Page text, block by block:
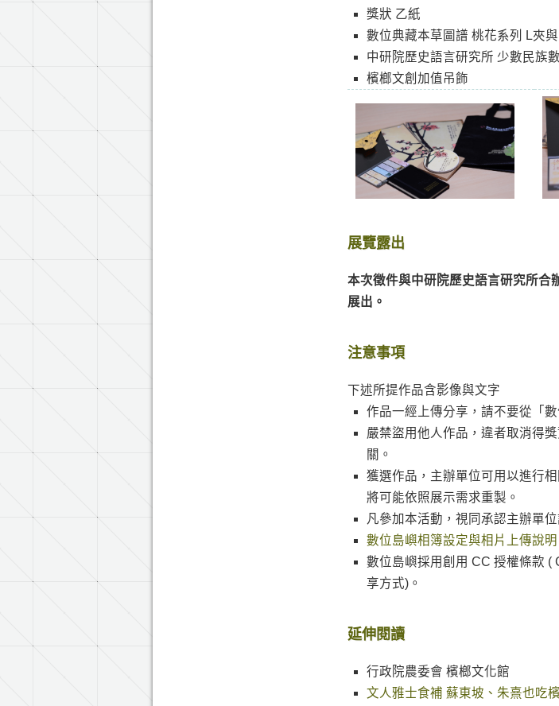
獎狀 乙紙
數位典藏本草圖譜 桃花系列 L夾
中研院歷史語言研究所 少數民族
檳榔文創加值吊飾
展覽露出
本次徵件與中研院歷史語言研究所合
展出。
注意事項
下述所提作品含影像與文字
作品一經上傳分享，請不要從「
嚴禁盜用他人作品，違者取消得
關。
獲選作品，主辦單位可用以進行
將可能依照展示需求重製。
凡參加本活動，視同承認主辦單
數位島嶼相簿設定與相片上傳說明
數位島嶼採用創用 CC 授權條款 (
享方式)。
延伸閱讀
行政院農委會 檳榔文化館
文人雅士食補 蘇東坡、朱熹也吃